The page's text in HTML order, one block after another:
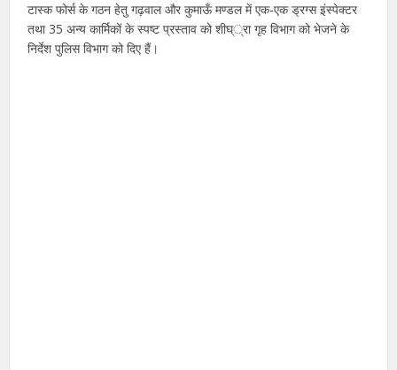
टास्क फोर्स के गठन हेतु गढ़वाल और कुमाऊँ मण्डल में एक-एक ड्रग्स इंस्पेक्टर
तथा 35 अन्य कार्मिकों के स्पष्ट प्रस्ताव को शीघ््रा गृह विभाग को भेजने के
निर्देश पुलिस विभाग को दिए हैं।